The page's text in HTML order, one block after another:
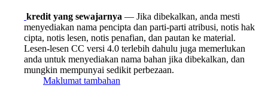
kredit yang sewajarnya — Jika dibekalkan, anda mesti
menyediakan nama pencipta dan parti-parti atribusi, notis hak
cipta, notis lesen, notis penafian, dan pautan ke material.
Lesen-lesen CC versi 4.0 terlebih dahulu juga memerlukan
anda untuk menyediakan nama bahan jika dibekalkan, dan
mungkin mempunyai sedikit perbezaan.
Maklumat tambahan